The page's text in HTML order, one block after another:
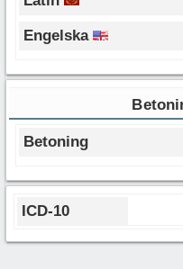
Engelska
Betoning
ICD-10